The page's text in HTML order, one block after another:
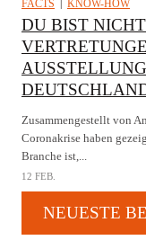
FACTS KNOW-HOW
DU BIST
Zusammengestellt von
Coronakrise haben
Branche ist,...
12 FEB.
NEUESTE